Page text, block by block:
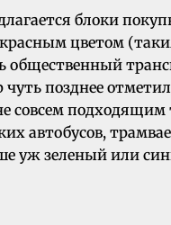
блоки
цветом
общественный
чуть позднее
совсем подходящим
автобусов,
уж зеленый или